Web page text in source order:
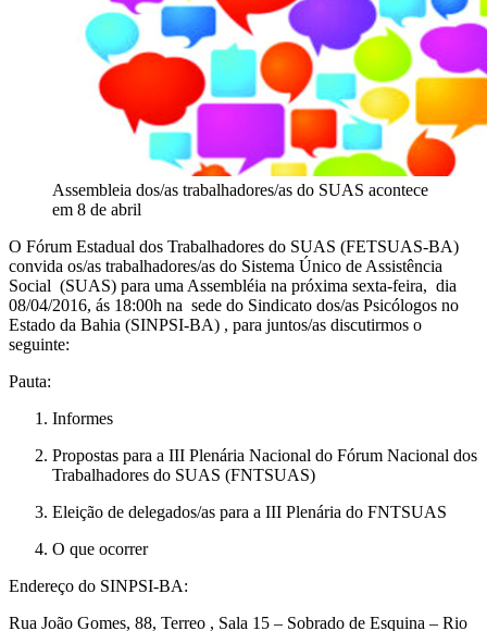
Assembleia dos/as trabalhadores/as do SUAS acontece
em 8 de abril
O Fórum Estadual dos Trabalhadores do SUAS (FETSUAS-BA)
convida os/as trabalhadores/as do Sistema Único de Assistência
Social (SUAS) para uma Assembléia na próxima sexta-feira, dia
08/04/2016, ás 18:00h na sede do Sindicato dos/as Psicólogos no
Estado da Bahia (SINPSI-BA) , para juntos/as discutirmos o
seguinte:
Pauta:
Informes
Propostas para a III Plenária Nacional do Fórum Nacional dos
Trabalhadores do SUAS (FNTSUAS)
Eleição de delegados/as para a III Plenária do FNTSUAS
O que ocorrer
Endereço do SINPSI-BA:
Rua João Gomes, 88, Terreo , Sala 15 – Sobrado de Esquina – Rio